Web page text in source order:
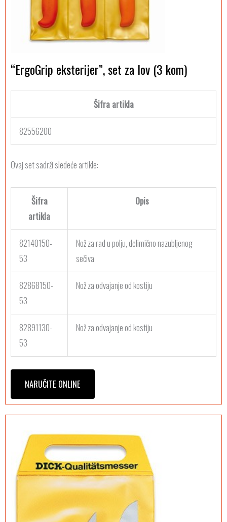
“ErgoGrip eksterijer”, set za lov (3 kom)
Šifra artikla
82556200
Ovaj set sadrži sledeće artikle:
Šifra
artikla
Opis
82140150-
53
Nož za rad u polju, delimično nazubljenog
sečiva
82868150-
53
Nož za odvajanje od kostiju
82891130-
53
Nož za odvajanje od kostiju
NARUČITE ONLINE